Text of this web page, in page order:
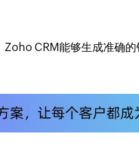
Zoho CRM能够生成准确